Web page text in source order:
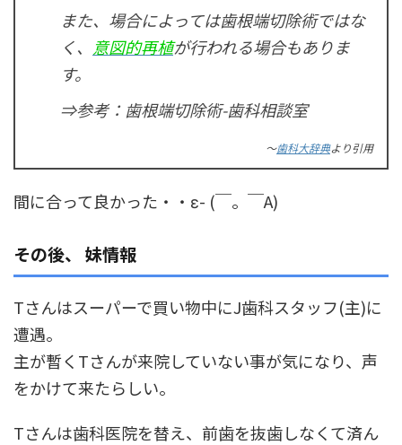
また、場合によっては歯根端切除術ではな
く、 意図的再植が行われる場合もありま
す。
⇒参考：歯根端切除術-歯科相談室
～歯科大辞典より引用
間に合って良かった・・ε- (￣。￣A)
その後、 妹情報
Tさんはスーパーで買い物中にJ歯科スタッフ(主)に
遭遇。
主が暫くTさんが来院していない事が気になり、声
をかけて来たらしい。
Tさんは歯科医院を替え、前歯を抜歯しなくて済ん